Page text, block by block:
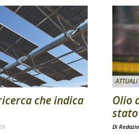
che indica
Olio
Di